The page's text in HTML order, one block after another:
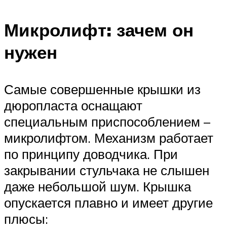
Микролифт: зачем он
нужен
Самые совершенные крышки из
дюропласта оснащают
специальным приспособлением –
микролифтом. Механизм работает
по принципу доводчика. При
закрывании стульчака не слышен
даже небольшой шум. Крышка
опускается плавно и имеет другие
плюсы: